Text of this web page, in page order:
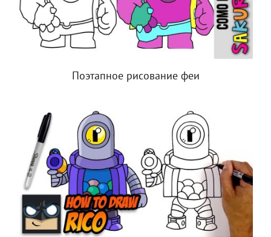
Поэтапное рисование феи